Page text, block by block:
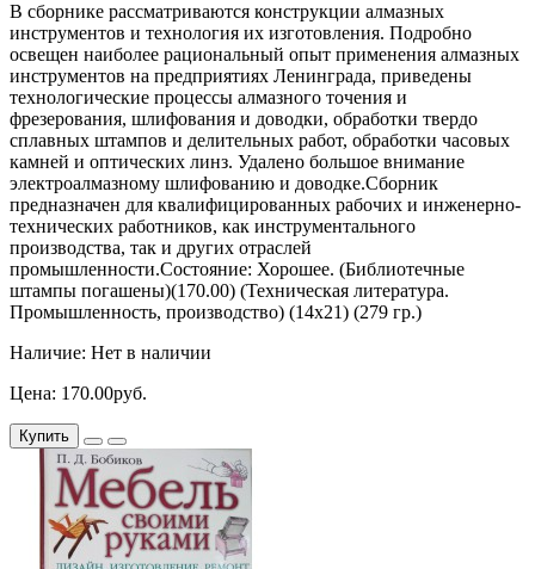
В сборнике рассматриваются конструкции алмазных
инструментов и технология их изготовления. Подробно
освещен наиболее рациональный опыт применения алмазных
инструментов на предприятиях Ленинграда, приведены
технологические процессы алмазного точения и
фрезерования, шлифования и доводки, обработки твердо
сплавных штампов и делительных работ, обработки часовых
камней и оптических линз. Удалено большое внимание
электроалмазному шлифованию и доводке.Сборник
предназначен для квалифицированных рабочих и инженерно-
технических работников, как инструментального
производства, так и других отраслей
промышленности.Состояние: Хорошее. (Библиотечные
штампы погашены)(170.00) (Техническая литература.
Промышленность, производство) (14х21) (279 гр.)
Наличие: Нет в наличии
Цена: 170.00руб.
Купить